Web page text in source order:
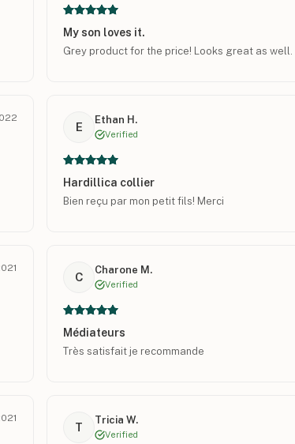
My son loves it.
Grey product for the price! Looks great as well.
E
Ethan H.
Verified
Hardillica collier
Bien reçu par mon petit fils! Merci
C
Charone M.
Verified
Médiateurs
Très satisfait je recommande
T
Tricia W.
Verified